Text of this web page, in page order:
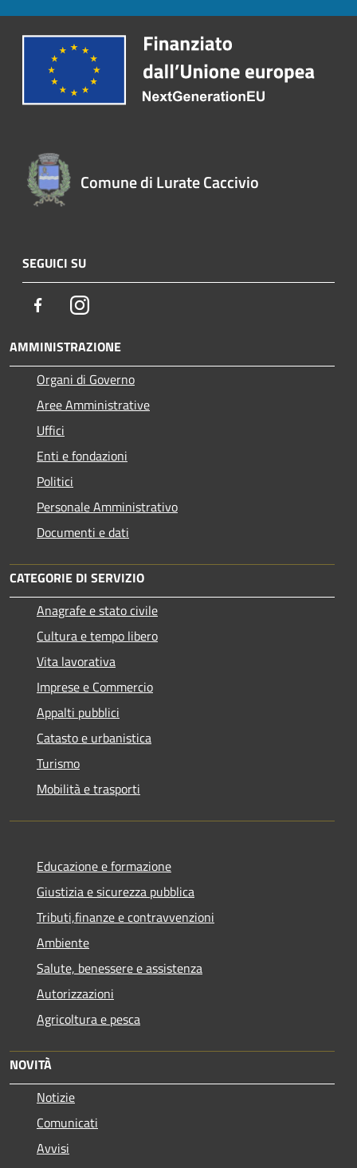
Comune di Lurate Caccivio
SEGUICI SU
FacebookInstagram
AMMINISTRAZIONE
Organi di Governo
Aree Amministrative
Uffici
Enti e fondazioni
Politici
Personale Amministrativo
Documenti e dati
CATEGORIE DI SERVIZIO
Anagrafe e stato civile
Cultura e tempo libero
Vita lavorativa
Imprese e Commercio
Appalti pubblici
Catasto e urbanistica
Turismo
Mobilità e trasporti
Educazione e formazione
Giustizia e sicurezza pubblica
Tributi,finanze e contravvenzioni
Ambiente
Salute, benessere e assistenza
Autorizzazioni
Agricoltura e pesca
NOVITÀ
Notizie
Comunicati
Avvisi